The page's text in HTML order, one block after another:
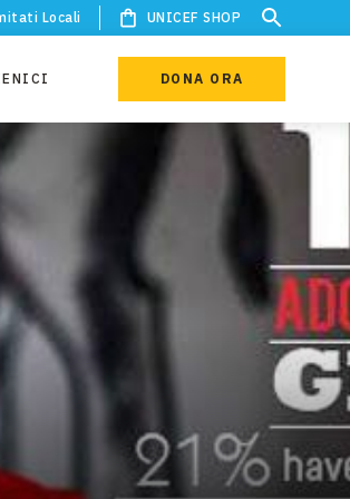
Locali UNICEF SHOP
DONA ORA